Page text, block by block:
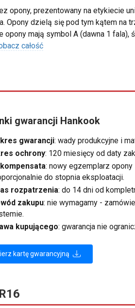
opony, prezentowany na etykiecie
Opony dzielą się pod tym kątem na
mają symbol A (dawna 1 fala),
całość
gwarancji Hankook
gwarancji: wady produkcyjne i
ochrony: 120 miesięcy od daty
: nowy egzemplarz
do stopnia eksploatacji.
rozpatrzenia: do 14 dni od
zakupu: nie wymagamy -
kupującego: gwarancja nie
kartę gwarancyjną